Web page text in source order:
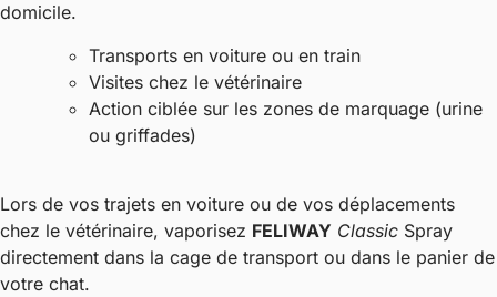
domicile.
Transports en voiture ou en train
Visites chez le vétérinaire
Action ciblée sur les zones de marquage (urine
ou griffades)
Lors de vos trajets en voiture ou de vos déplacements
chez le vétérinaire, vaporisez FELIWAY Classic Spray
directement dans la cage de transport ou dans le panier de
votre chat.